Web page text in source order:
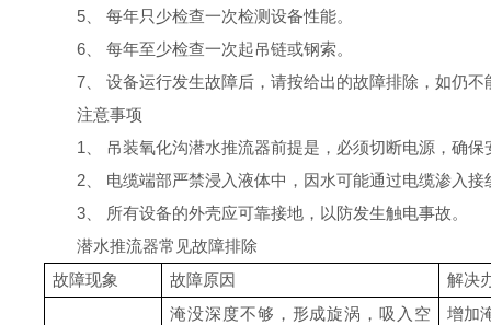
5
每年只少检查一次检测设备性能。
6
每年至少检查一次起吊链或钢索。
7
设备运行发生故障后，请按给出的故障排除，如仍
注意事项
1
吊装氧化沟潜水推流器前提是 ，必须切断电源，确
2
电缆端部严禁浸入液体中，因水可能通过电缆渗入接
3
所有设备的外壳应可靠接地，以防发生触电事故。
潜水推流器常见故障排除
故障现象
故障原因 解决
淹没深度不够，形成旋涡，吸入空
增加